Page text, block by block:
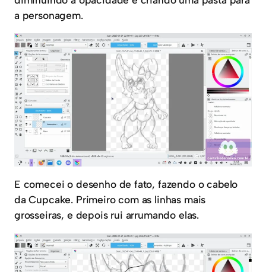
a personagem.
E comecei o desenho de fato, fazendo o cabelo
da Cupcake. Primeiro com as linhas mais
grosseiras, e depois rui arrumando elas.